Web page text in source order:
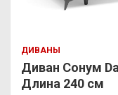
ДИВАНЫ
Диван Сонум
Длина 240 см